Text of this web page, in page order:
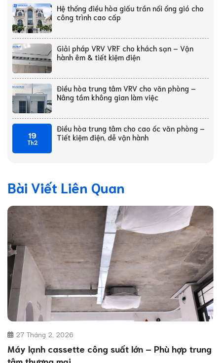
Hệ thống điều hòa giấu trần nối ống gió cho
công trình cao cấp
Giải pháp VRV VRF cho khách sạn – Vận
hành êm & tiết kiệm điện
Điều hòa trung tâm VRV cho văn phòng –
Nâng tầm không gian làm việc
19
Th2
Điều hòa trung tâm cho cao ốc văn phòng –
Tiết kiệm điện, dễ vận hành
Bài Viết Liên Quan
Máy lạnh cassette công suất lớn – Phù hợp trung
27 Tháng 2, 2026